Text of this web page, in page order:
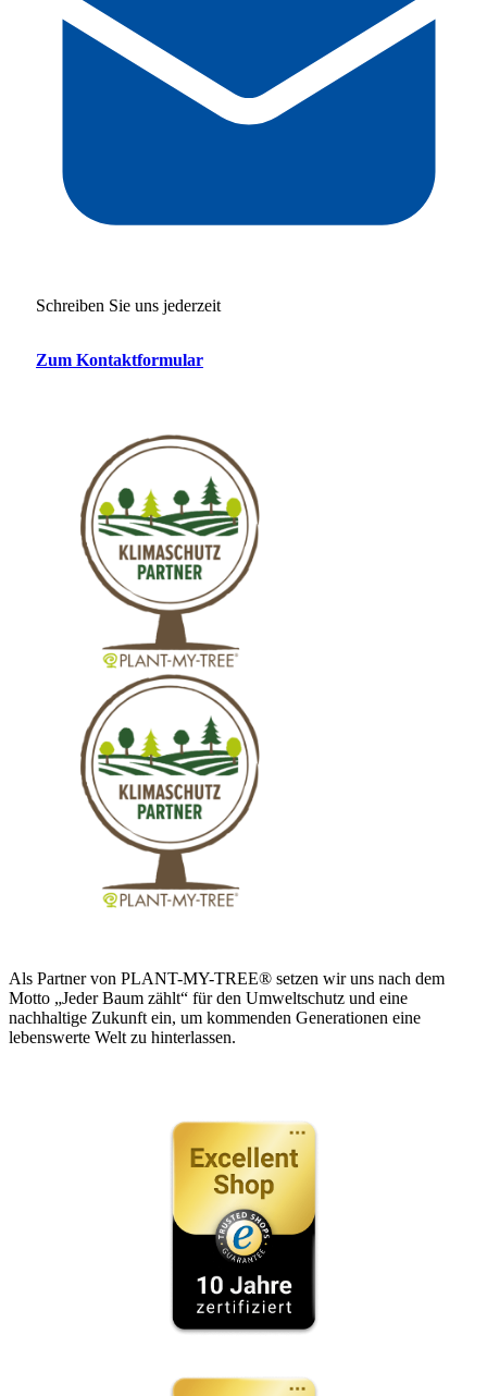
Schreiben Sie uns jederzeit
Zum Kontaktformular
Als Partner von PLANT-MY-TREE® setzen wir uns nach dem
Motto „Jeder Baum zählt“ für den Umweltschutz und eine
nachhaltige Zukunft ein, um kommenden Generationen eine
lebenswerte Welt zu hinterlassen.